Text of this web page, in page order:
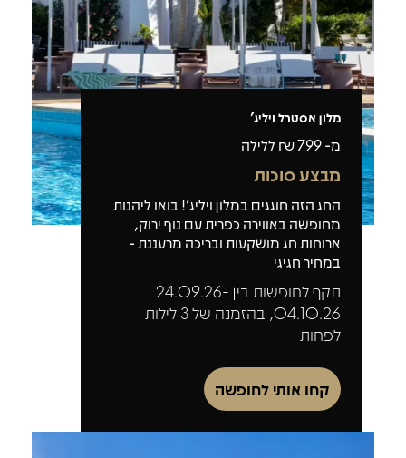
מלון אסטרל ויליג'
מ-799₪ ללילה
מבצע סוכות
החג הזה חוגגים במלון ויליג'! בואו ליהנות
מחופשה באווירה כפרית עם נוף ירוק,
ארוחות חג מושקעות ובריכה מרעננת -
במחיר חגיגי
תקף לחופשות בין 24.09.26-
04.10.26, בהזמנה של 3 לילות
לפחות
קחו אותי לחופשה